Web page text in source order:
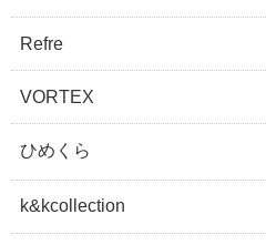
Refre
VORTEX
ひめくら
k&kcollection